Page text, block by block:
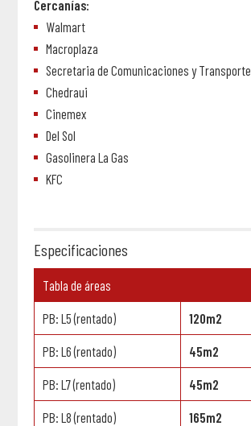
Cercanías:
Walmart
Macroplaza
Secretaria de Comunicaciones y Transporte
Chedraui
Cinemex
Del Sol
Gasolinera La Gas
KFC
Especificaciones
Tabla de áreas
PB: L5 (rentado) 120m2
PB: L6 (rentado) 45m2
PB: L7 (rentado) 45m2
PB: L8 (rentado) 165m2